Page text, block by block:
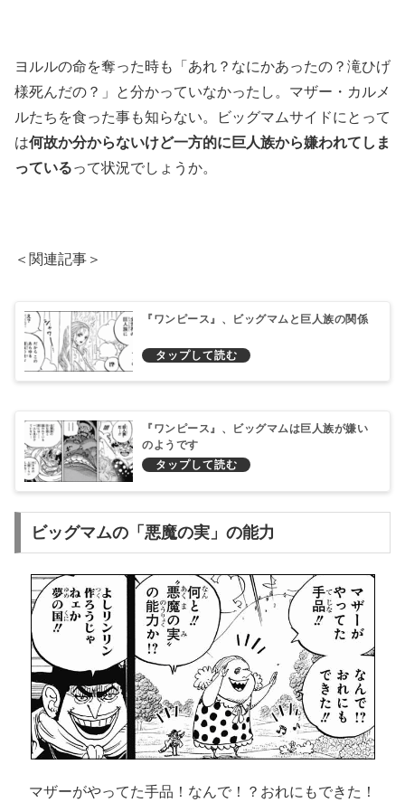
ヨルルの命を奪った時も「あれ？なにかあったの？滝ひげ
様死んだの？」と分かっていなかったし。マザー・カルメ
ルたちを食った事も知らない。ビッグマムサイドにとって
は何故か分からないけど一方的に巨人族から嫌われてしま
っているって状況でしょうか。
＜関連記事＞
『ワンピース』、ビッグマムと巨人族の関係
『ワンピース』、ビッグマムは巨人族が嫌い
のようです
ビッグマムの「悪魔の実」の能力
マザーがやってた手品！なんで！？おれにもできた！